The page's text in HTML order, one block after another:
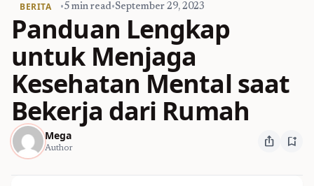
BERITA •5 min read•September 29, 2023
Panduan Lengkap
untuk Menjaga
Kesehatan Mental saat
Bekerja dari Rumah
Mega
Author ios_share bookmark_add